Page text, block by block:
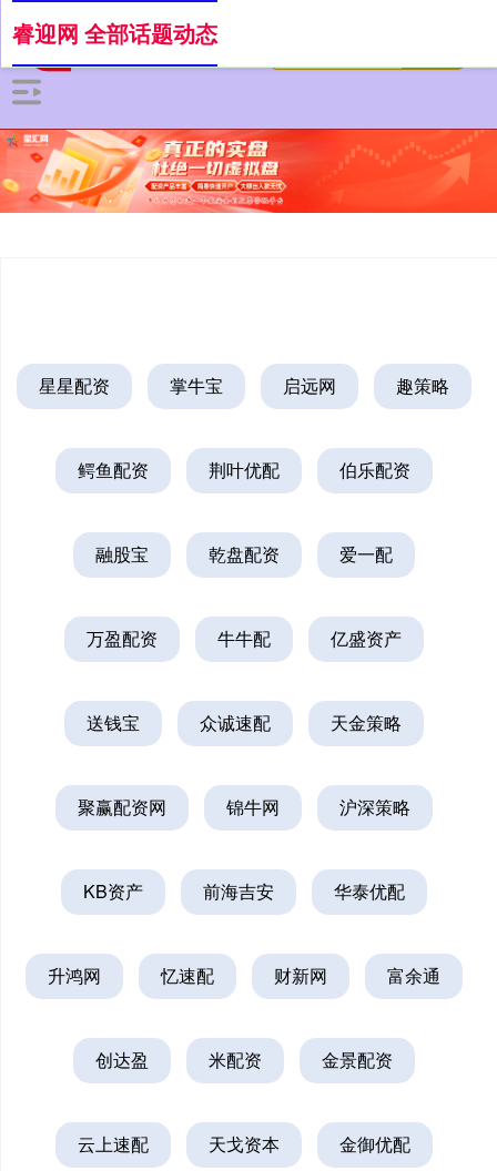
睿迎网 全部话题动态
星星配资 掌牛宝 启远网 趣策略
鳄鱼配资 荆叶优配 伯乐配资
融股宝 乾盘配资 爱一配
万盈配资 牛牛配 亿盛资产
送钱宝 众诚速配 天金策略
聚赢配资网 锦牛网 沪深策略
KB资产 前海吉安 华泰优配
升鸿网 忆速配 财新网 富余通
创达盈 米配资 金景配资
云上速配 天戈资本 金御优配